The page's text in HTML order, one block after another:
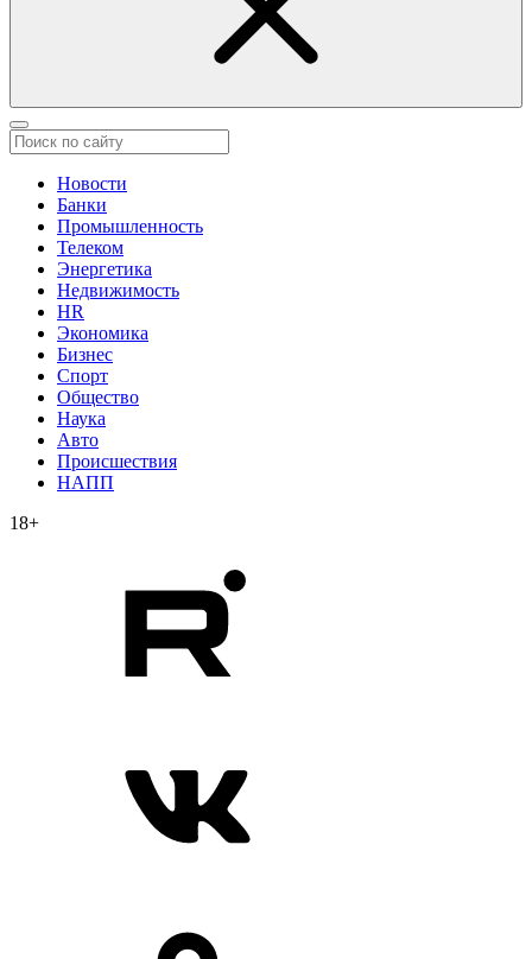
Новости
Банки
Промышленность
Телеком
Энергетика
Недвижимость
HR
Экономика
Бизнес
Спорт
Общество
Наука
Авто
Происшествия
НАПП
18+